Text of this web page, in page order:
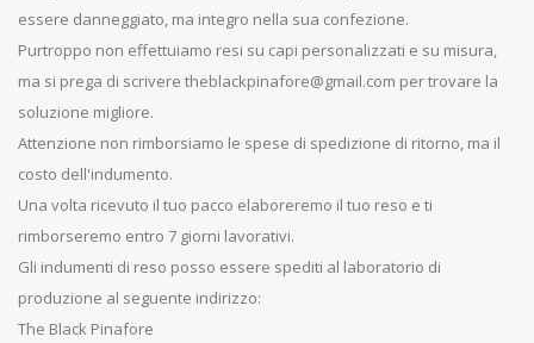
essere danneggiato, ma integro nella sua confezione.
Purtroppo non effettuiamo resi su capi personalizzati e su misura,
ma si prega di scrivere theblackpinafore@gmail.com per trovare la
soluzione migliore.
Attenzione non rimborsiamo le spese di spedizione di ritorno, ma il
costo dell'indumento.
Una volta ricevuto il tuo pacco elaboreremo il tuo reso e ti
rimborseremo entro 7 giorni lavorativi.
Gli indumenti di reso posso essere spediti al laboratorio di
produzione al seguente indirizzo:
The Black Pinafore